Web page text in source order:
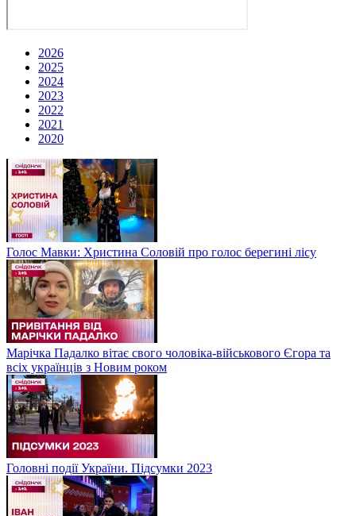
2026
2025
2024
2023
2022
2021
2020
Голос Мавки: Христина Соловій про голос берегині лісу
Марічка Падалко вітає свого чоловіка-військового Єгора та
всіх українців з Новим роком
Головні події України. Підсумки 2023